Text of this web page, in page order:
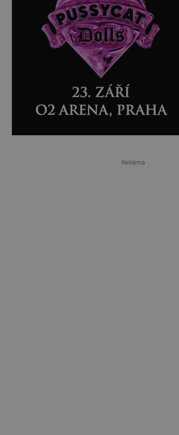
Reklama